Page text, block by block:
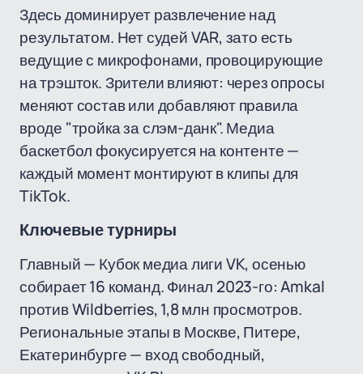
Здесь доминирует развлечение над
результатом. Нет судей VAR, зато есть
ведущие с микрофонами, провоцирующие
на трэшток. Зрители влияют: через опросы
меняют состав или добавляют правила
вроде "тройка за слэм-данк". Медиа
баскетбол фокусируется на контенте —
каждый момент монтируют в клипы для
TikTok.
Ключевые турниры
Главный — Кубок медиа лиги VK, осенью
собирает 16 команд. Финал 2023-го: Amkal
против Wildberries, 1,8 млн просмотров.
Региональные этапы в Москве, Питере,
Екатеринбурге — вход свободный,